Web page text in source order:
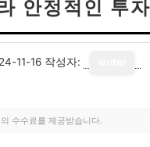
안정적인 투
11-16 작성자:
수수료를 제공받습니다.